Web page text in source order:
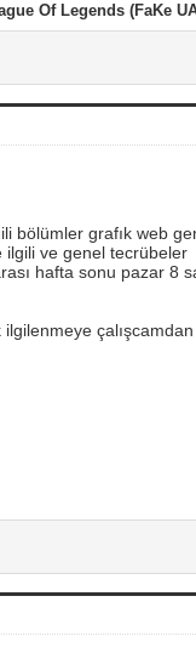
Of Legends (FaKe
bölümler grafık web
ilgili ve genel tecrübeler
hafta sonu pazar 8